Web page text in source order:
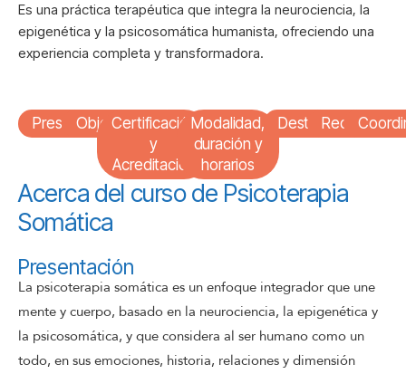
Es una práctica terapéutica que integra la neurociencia, la
epigenética y la psicosomática humanista, ofreciendo una
experiencia completa y transformadora.
Presentación
ObjetivosCertificación
y
Acreditación
Modalidad,
duración y
horarios
Destinatarios
Requisitos
Acerca del curso de Psicoterapia
Somática
Presentación
La psicoterapia somática es un enfoque integrador que une
mente y cuerpo, basado en la neurociencia, la epigenética y
la psicosomática, y que considera al ser humano como un
todo, en sus emociones, historia, relaciones y dimensión